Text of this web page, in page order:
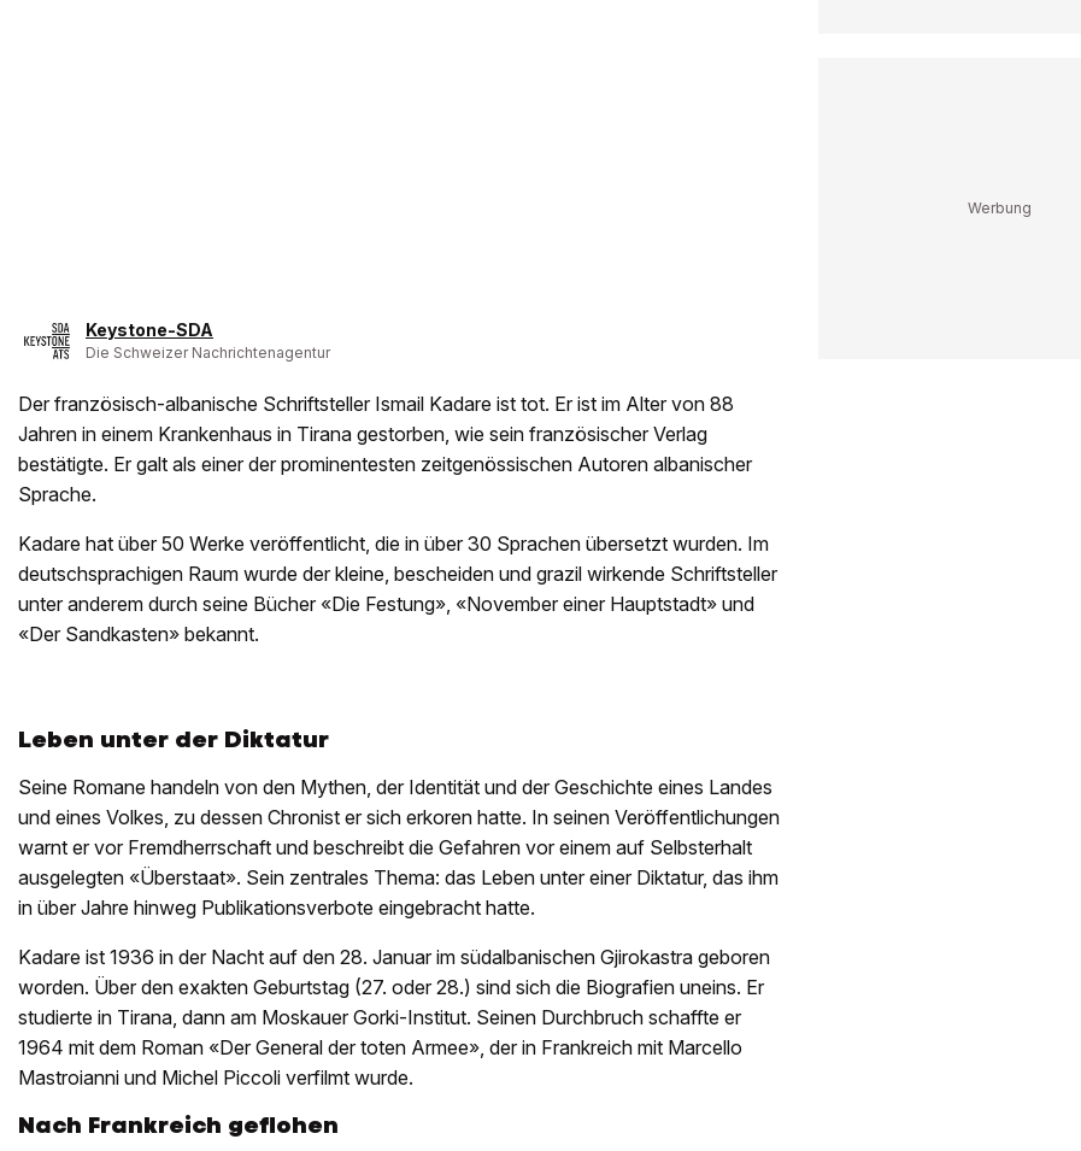
Keystone-SDA
Die Schweizer Nachrichtenagentur
Der französisch-albanische Schriftsteller Ismail Kadare ist tot. Er ist im Alter von 88
Jahren in einem Krankenhaus in Tirana gestorben, wie sein französischer Verlag
bestätigte. Er galt als einer der prominentesten zeitgenössischen Autoren albanischer
Sprache.
Kadare hat über 50 Werke veröffentlicht, die in über 30 Sprachen übersetzt wurden. Im
deutschsprachigen Raum wurde der kleine, bescheiden und grazil wirkende Schriftsteller
unter anderem durch seine Bücher «Die Festung», «November einer Hauptstadt» und
«Der Sandkasten» bekannt.
Leben unter der Diktatur
Seine Romane handeln von den Mythen, der Identität und der Geschichte eines Landes
und eines Volkes, zu dessen Chronist er sich erkoren hatte. In seinen Veröffentlichungen
warnt er vor Fremdherrschaft und beschreibt die Gefahren vor einem auf Selbsterhalt
ausgelegten «Überstaat». Sein zentrales Thema: das Leben unter einer Diktatur, das ihm
in über Jahre hinweg Publikationsverbote eingebracht hatte.
Kadare ist 1936 in der Nacht auf den 28. Januar im südalbanischen Gjirokastra geboren
worden. Über den exakten Geburtstag (27. oder 28.) sind sich die Biografien uneins. Er
studierte in Tirana, dann am Moskauer Gorki-Institut. Seinen Durchbruch schaffte er
1964 mit dem Roman «Der General der toten Armee», der in Frankreich mit Marcello
Mastroianni und Michel Piccoli verfilmt wurde.
Nach Frankreich geflohen